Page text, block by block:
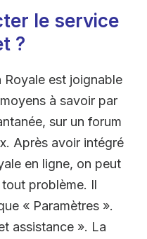
le service
?
Royale est joignable
à savoir par
sur un forum
Après avoir intégré
en ligne, on peut
problème. Il
« Paramètres ».
assistance ». La